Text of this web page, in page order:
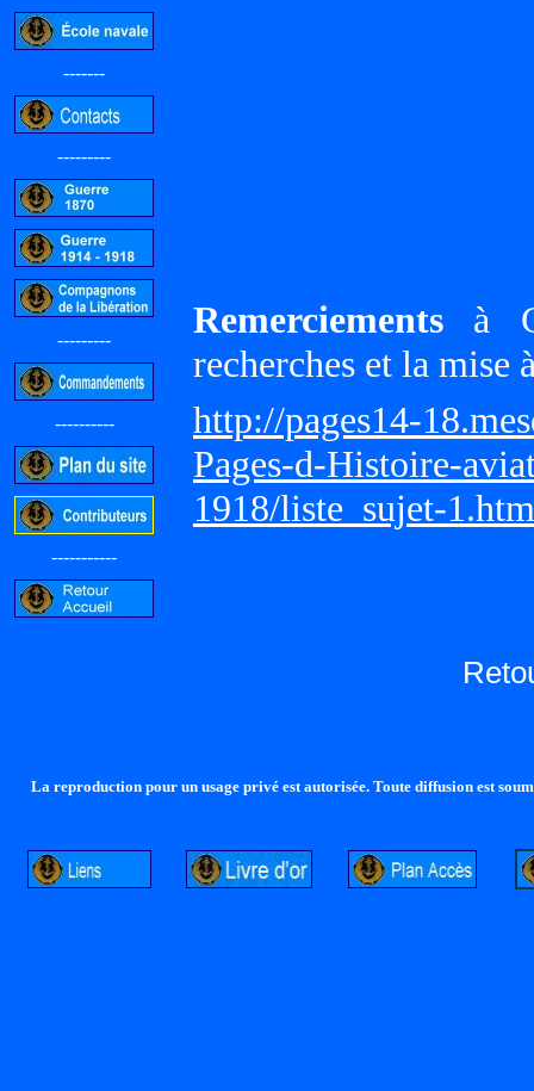
-------
---------
---------
----------
-----------
Remerciements à
recherches et la mise
http://pages14-
Pages-d-Histoire-
1918/liste_sujet-1.htm
La reproduction pour un usage privé est autorisée. Toute diffusion est